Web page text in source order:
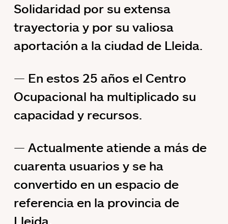
Solidaridad por su extensa
trayectoria y por su valiosa
aportación a la ciudad de Lleida.
En estos 25 años el Centro
Ocupacional ha multiplicado su
capacidad y recursos.
Actualmente atiende a más de
cuarenta usuarios y se ha
convertido en un espacio de
referencia en la provincia de
Lleida.